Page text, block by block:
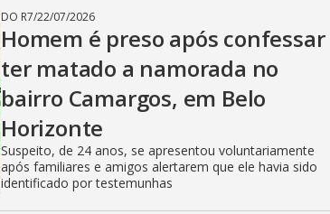
DO R7/22/07/2026
Homem é preso após confessar
ter matado a namorada no
bairro Camargos, em Belo
Horizonte
Suspeito, de 24 anos, se apresentou voluntariamente
após familiares e amigos alertarem que ele havia sido
identificado por testemunhas